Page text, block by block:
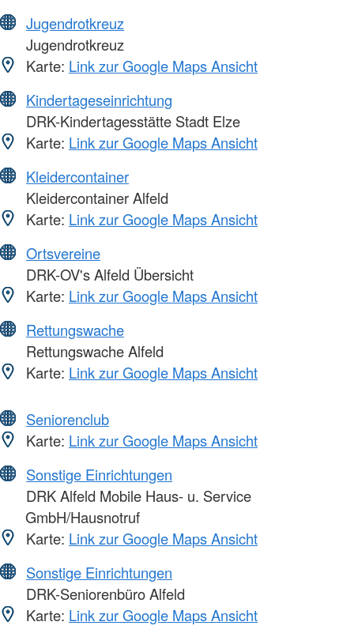
Jugendrotkreuz
Jugendrotkreuz
Karte: Link zur Google Maps Ansicht
Kindertageseinrichtung
DRK-Kindertagesstätte Stadt Elze
Karte: Link zur Google Maps Ansicht
Kleidercontainer
Kleidercontainer Alfeld
Karte: Link zur Google Maps Ansicht
Ortsvereine
DRK-OV's Alfeld Übersicht
Karte: Link zur Google Maps Ansicht
Rettungswache
Rettungswache Alfeld
Karte: Link zur Google Maps Ansicht
Seniorenclub
Karte: Link zur Google Maps Ansicht
Sonstige Einrichtungen
DRK Alfeld Mobile Haus- u. Service
GmbH/Hausnotruf
Karte: Link zur Google Maps Ansicht
Sonstige Einrichtungen
DRK-Seniorenbüro Alfeld
Karte: Link zur Google Maps Ansicht